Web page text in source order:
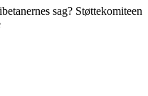
sag? Støttekomiteen